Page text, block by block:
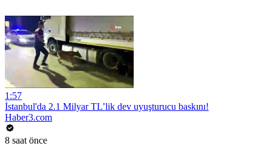
1:57
İstanbul'da 2.1 Milyar TL’lik dev uyuşturucu baskını!
Haber3.com
8 saat önce